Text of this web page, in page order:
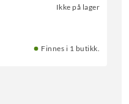
Ikke på lager
Finnes i 1 butikk.